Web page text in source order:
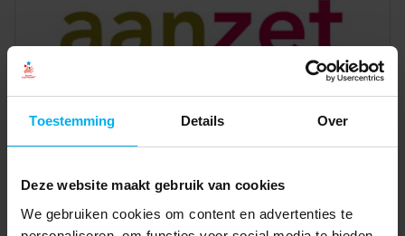
Toestemming Details Over
Deze website maakt gebruik van cookies
We gebruiken cookies om content en advertenties te